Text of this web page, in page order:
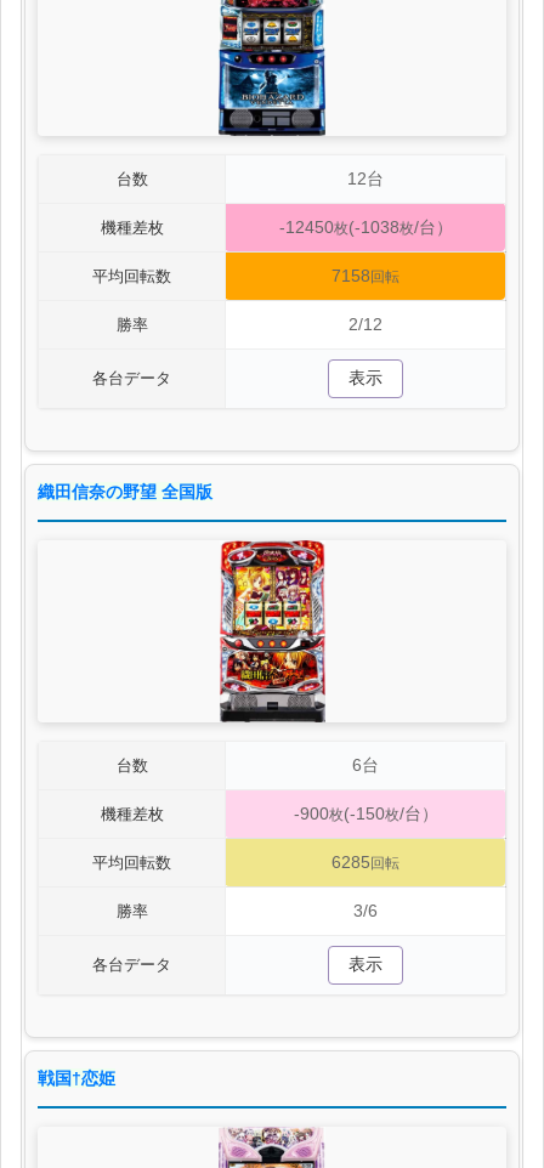
台数 12台
機種差枚 -12450枚(-1038枚/台）
平均回転数 7158回転
勝率 2/12
各台データ 表示
織田信奈の野望 全国版
台数 6台
機種差枚 -900枚(-150枚/台）
平均回転数 6285 回転
勝率 3/6
各台データ 表示
戦国†恋姫